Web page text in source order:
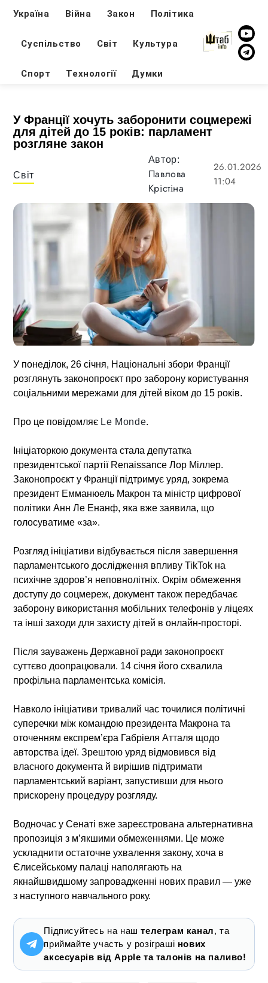
Україна Війна Закон Політика
Суспільство Світ Культура
Спорт Технології Думки
У Франції хочуть заборонити соцмережі
для дітей до 15 років: парламент
розгляне закон
Світ
Автор:
Павлова
Крістіна
26.01.2026
11:04
У понеділок, 26 січня, Національні збори Франції
розглянуть законопроєкт про заборону користування
соціальними мережами для дітей віком до 15 років.
Про це повідомляє Le Monde.
Ініціаторкою документа стала депутатка
президентської партії Renaissance Лор Міллер.
Законопроєкт у Франції підтримує уряд, зокрема
президент Емманюель Макрон та міністр цифрової
політики Анн Ле Енанф, яка вже заявила, що
голосуватиме «за».
Розгляд ініціативи відбувається після завершення
парламентського дослідження впливу TikTok на
психічне здоров’я неповнолітніх. Окрім обмеження
доступу до соцмереж, документ також передбачає
заборону використання мобільних телефонів у ліцеях
та інші заходи для захисту дітей в онлайн-просторі.
Після зауважень Державної ради законопроєкт
суттєво доопрацювали. 14 січня його схвалила
профільна парламентська комісія.
Навколо ініціативи тривалий час точилися політичні
суперечки між командою президента Макрона та
оточенням експрем’єра Габріеля Атталя щодо
авторства ідеї. Зрештою уряд відмовився від
власного документа й вирішив підтримати
парламентський варіант, запустивши для нього
прискорену процедуру розгляду.
Водночас у Сенаті вже зареєстрована альтернативна
пропозиція з м’якшими обмеженнями. Це може
ускладнити остаточне ухвалення закону, хоча в
Єлисейському палаці наполягають на
якнайшвидшому запровадженні нових правил — уже
з наступного навчального року.
Підписуйтесь на наштелеграм канал, та
приймайте участь у розіграші нових
аксесуарів від Apple та талонів на паливо!